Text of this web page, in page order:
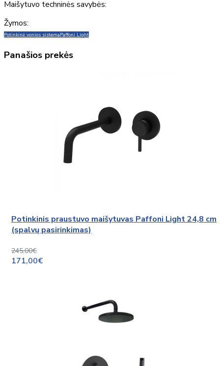
Maišytuvo techninės savybės:
Žymos:
Potinkinė vonios sistemaPaffoni Light
Panašios prekės
Potinkinis praustuvo maišytuvas Paffoni Light 24,8 cm
(spalvų pasirinkimas)
245,00€
171,00€